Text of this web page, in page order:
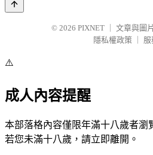
© 2026 PIXNET
文章與圖
隱私權政策
服
⚠️
成人內容提醒
本部落格內容僅限年滿十八歲者瀏
若您未滿十八歲，請立即離開。